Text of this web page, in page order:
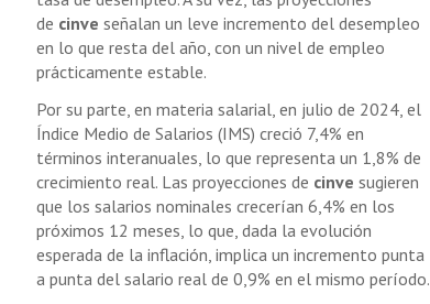
de cinve señalan un leve incremento del desempleo
en lo que resta del año, con un nivel de empleo
prácticamente estable.
Por su parte, en materia salarial, en julio de 2024, el
Índice Medio de Salarios (IMS) creció 7,4% en
términos interanuales, lo que representa un 1,8% de
crecimiento real. Las proyecciones de cinve sugieren
que los salarios nominales crecerían 6,4% en los
próximos 12 meses, lo que, dada la evolución
esperada de la inflación, implica un incremento punta
a punta del salario real de 0,9% en el mismo período.